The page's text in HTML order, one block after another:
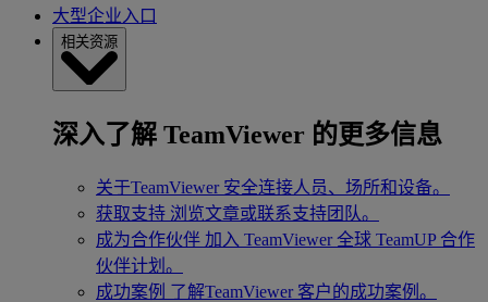
大型企业入口
相关资源
深入了解 TeamViewer 的更多信息
关于TeamViewer 安全连接人员、场所和设备。
获取支持 浏览文章或联系支持团队。
成为合作伙伴 加入 TeamViewer 全球 TeamUP 合作
伙伴计划。
成功案例 了解TeamViewer 客户的成功案例。